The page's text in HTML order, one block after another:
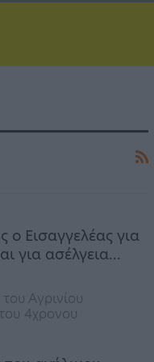
ο Εισαγγελέας για
για ασέλγεια…
Αγρινίου
4χρονου